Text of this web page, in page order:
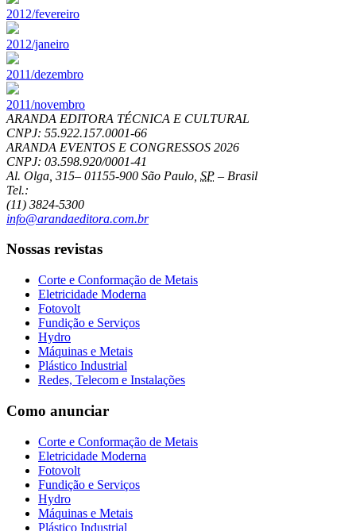
2012/fevereiro
2012/janeiro
2011/dezembro
2011/novembro
ARANDA EDITORA TÉCNICA E CULTURAL
CNPJ: 55.922.157.0001-66
ARANDA EVENTOS E CONGRESSOS 2026
CNPJ: 03.598.920/0001-41
Al. Olga, 315– 01155-900 São Paulo SP – Brasil
Tel.:
(11) 3824-5300
info@arandaeditora.com.br
Nossas revistas
Corte e Conformação de Metais
Eletricidade Moderna
Fotovolt
Fundição e Serviços
Hydro
Máquinas e Metais
Plástico Industrial
Redes, Telecom e Instalações
Como anunciar
Corte e Conformação de Metais
Eletricidade Moderna
Fotovolt
Fundição e Serviços
Hydro
Máquinas e Metais
Plástico Industrial